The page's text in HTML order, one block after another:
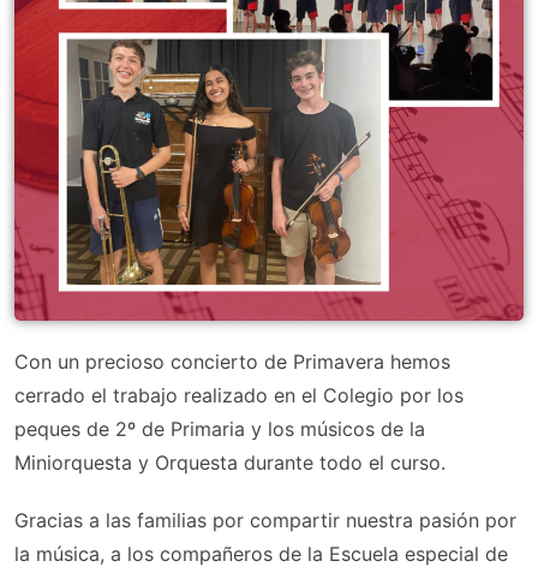
Con un precioso concierto de Primavera hemos
cerrado el trabajo realizado en el Colegio por los
peques de 2º de Primaria y los músicos de la
Miniorquesta y Orquesta durante todo el curso.
Gracias a las familias por compartir nuestra pasión por
la música, a los compañeros de la Escuela especial de